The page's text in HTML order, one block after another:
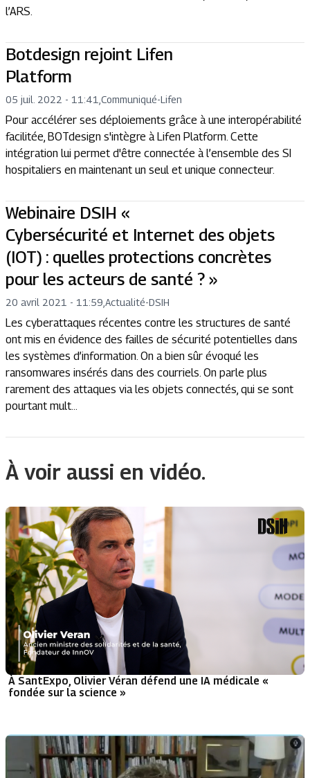
l’ARS.
Botdesign rejoint Lifen
Platform
05 juil. 2022 - 11:41 Communiqué-Lifen
Pour accélérer ses déploiements grâce à une interopérabilité
facilitée, BOTdesign s'intègre à Lifen Platform. Cette
intégration lui permet d'être connectée à l’ensemble des SI
hospitaliers en maintenant un seul et unique connecteur.
Webinaire DSIH «
Cybersécurité et Internet des objets
(IOT) : quelles protections concrètes
pour les acteurs de santé ? »
20 avril 2021 - 11:59 Actualité-DSIH
Les cyberattaques récentes contre les structures de santé
ont mis en évidence des failles de sécurité potentielles dans
les systèmes d’information. On a bien sûr évoqué les
ransomwares insérés dans des courriels. On parle plus
rarement des attaques via les objets connectés, qui se sont
pourtant mult...
À voir aussi en vidéo.
À SantExpo, Olivier Véran défend une IA médicale «
fondée sur la science »